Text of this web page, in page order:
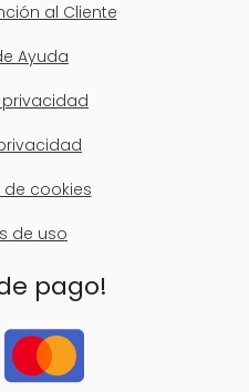
al Cliente
Ayuda
de cookies
de uso
pago!